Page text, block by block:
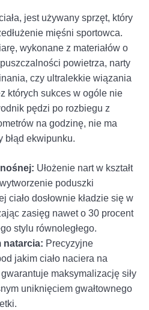
jest używany sprzęt, który
mięśni sportowca.
wykonane z materiałów o
powietrza, narty
czy ultralekkie wiązania
których sukces w ogóle nie
pędzi po rozbiegu z
na godzinę, nie ma
błąd ekwipunku.
Ułożenie nart w kształt
poduszki
ciało dosłownie kładzie się w
zasięg nawet o 30 procent
stylu równoległego.
natarcia: Precyzyjne
jakim ciało naciera na
maksymalizację siły
uniknięciem gwałtownego